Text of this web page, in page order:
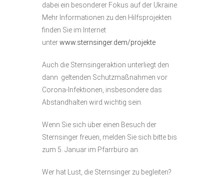
dabei ein besonderer Fokus auf der Ukraine.
Mehr Informationen zu den Hilfsprojekten
finden Sie im Internet
unterwww.sternsinger.dem/projekte
Auch die Sternsingeraktion unterliegt den
dann geltenden Schutzmaßnahmen vor
Corona-Infektionen, insbesondere das
Abstandhalten wird wichtig sein.
Wenn Sie sich über einen Besuch der
Sternsinger freuen, melden Sie sich bitte bis
zum 5. Januar im Pfarrbüro an.
Wer hat Lust, die Sternsinger zu begleiten?